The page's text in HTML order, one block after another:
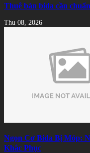
Thuê bàn bida cần
Thu 08, 2026
Ngọn Cơ Bida Bị Móp:
Khắc Phục